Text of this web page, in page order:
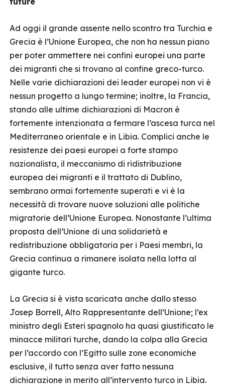
Ad oggi il grande assente nello scontro tra Turchia e
Grecia è l’Unione Europea, che non ha nessun piano
per poter ammettere nei confini europei una parte
dei migranti che si trovano al confine greco-turco.
Nelle varie dichiarazioni dei leader europei non vi è
nessun progetto a lungo termine; inoltre, la Francia,
stando alle ultime dichiarazioni di Macron è
fortemente intenzionata a fermare l’ascesa turca nel
Mediterraneo orientale e in Libia. Complici anche le
resistenze dei paesi europei a forte stampo
nazionalista, il meccanismo di ridistribuzione
europea dei migranti e il trattato di Dublino,
sembrano ormai fortemente superati e vi è la
necessità di trovare nuove soluzioni alle politiche
migratorie dell’Unione Europea. Nonostante l’ultima
proposta dell’Unione di una solidarietà e
redistribuzione obbligatoria per i Paesi membri, la
Grecia continua a rimanere isolata nella lotta al
gigante turco.
La Grecia si è vista scaricata anche dallo stesso
Josep Borrell, Alto Rappresentante dell’Unione; l’ex
ministro degli Esteri spagnolo ha quasi giustificato le
minacce militari turche, dando la colpa alla Grecia
per l’accordo con l’Egitto sulle zone economiche
esclusive, il tutto senza aver fatto nessuna
dichiarazione in merito all’intervento turco in Libia.